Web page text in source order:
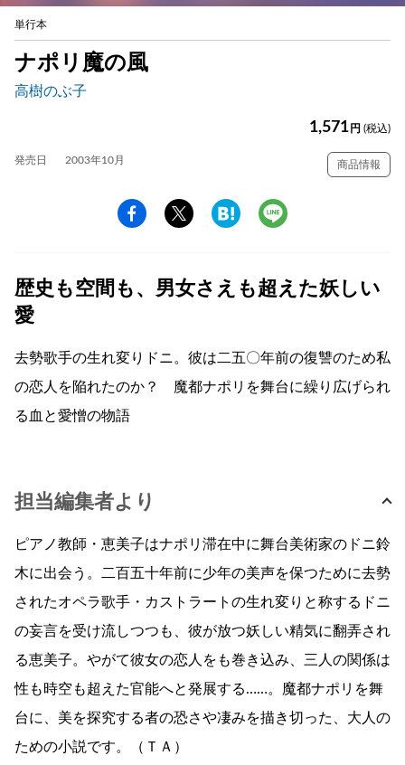
単行本
ナポリ魔の風
高樹のぶ子
1,571 円 (税込)
発売日 2003年10月 商品情報
歴史も空間も、男女さえも超えた妖しい
愛
去勢歌手の生れ変りドニ。彼は二五〇年前の復讐のため私
の恋人を陥れたのか？ 魔都ナポリを舞台に繰り広げられ
る血と愛憎の物語
担当編集者より
ピアノ教師・恵美子はナポリ滞在中に舞台美術家のドニ鈴
木に出会う。二百五十年前に少年の美声を保つために去勢
されたオペラ歌手・カストラートの生れ変りと称するドニ
の妄言を受け流しつつも、彼が放つ妖しい精気に翻弄され
る恵美子。やがて彼女の恋人をも巻き込み、三人の関係は
性も時空も超えた官能へと発展する……。魔都ナポリを舞
台に、美を探究する者の恐さや凄みを描き切った、大人の
ための小説です。（ＴＡ）